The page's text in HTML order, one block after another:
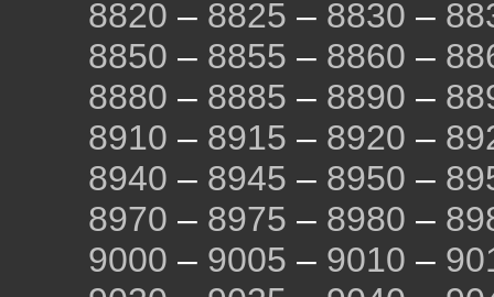
8820 – 8825 – 8830 –
8850 – 8855 – 8860 –
8880 – 8885 – 8890 –
8910 – 8915 – 8920 –
8940 – 8945 – 8950 –
8970 – 8975 – 8980 –
9000 – 9005 – 9010 –